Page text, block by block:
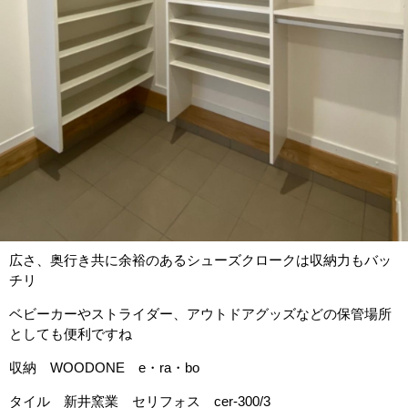
広さ、奥行き共に余裕のあるシューズクロークは収納力もバッ
チリ
ベビーカーやストライダー、アウトドアグッズなどの保管場所
としても便利ですね
収納 WOODONE e・ra・bo
タイル 新井窯業 セリフォス cer-300/3